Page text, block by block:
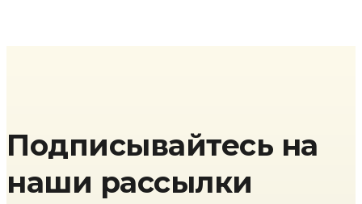
Подписывайтесь на
наши рассылки